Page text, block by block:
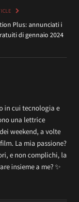
Plus: annunciati i
di gennaio 2024
in cui tecnologia e
una lettrice
weekend, a volte
La mia passione?
e non complichi, la
insieme a me? ✨